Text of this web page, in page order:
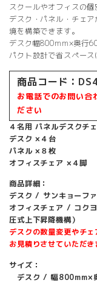
¥
で
し
た。
スクールやオフィスの個
デスク・パネル・チェ
境を構築できます。
デスク幅800mm×奥行
パクト設計で省スペース
商品コード：
お電話でのお問い合
ださい
４名用 パネルデスクチ
デスク ×４台
パネル ×８枚
オフィスチェア ×４脚
商品詳細：
デスク / サンキョーフ
オフィスチェア / コク
圧式上下昇降機構）
デスクの数量変更やチ
お見積りさせていただ
サイズ：
デスク / 幅800mm×